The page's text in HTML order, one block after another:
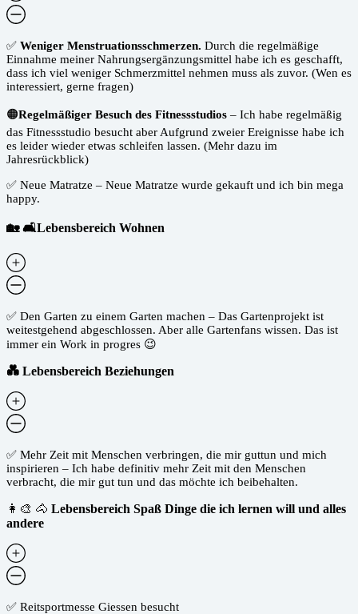
✅ Weniger Menstruationsschmerzen. Durch die regelmäßige
Einnahme meiner Nahrungsergänzungsmittel habe ich es geschafft,
dass ich viel weniger Schmerzmittel nehmen muss als zuvor. (Wen es
interessiert, gerne fragen)
🟠Regelmäßiger Besuch des Fitnessstudios – Ich habe regelmäßig
das Fitnessstudio besucht aber Aufgrund zweier Ereignisse habe ich
es leider wieder etwas schleifen lassen. (Mehr dazu im
Jahresrückblick)
✅ Neue Matratze – Neue Matratze wurde gekauft und ich bin mega
happy.
🏡 🛋️Lebensbereich Wohnen
✅ Den Garten zu einem Garten machen – Das Gartenprojekt ist
weitestgehend abgeschlossen. Aber alle Gartenfans wissen. Das ist
immer ein Work in progres 😉
💑 Lebensbereich Beziehungen
✅ Mehr Zeit mit Menschen verbringen, die mir guttun und mich
inspirieren – Ich habe definitiv mehr Zeit mit den Menschen
verbracht, die mir gut tun und das möchte ich beibehalten.
👩‍🎨 🐴 Lebensbereich Spaß Dinge die ich lernen will und alles
andere
✅ Reitsportmesse Giessen besucht